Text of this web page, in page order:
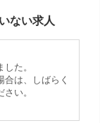
ない求人
た。
は、しばらく
い。